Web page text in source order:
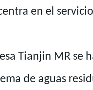
en el
Tianjin MR
de aguas